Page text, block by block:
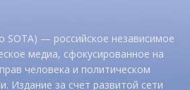
SOTA) — российское независимое
медиа, сфокусированное на
человека и политическом
Издание за счет развитой сети